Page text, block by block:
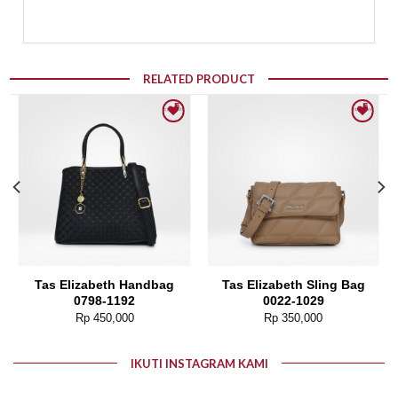
RELATED PRODUCT
Add to wishlist
Tas Elizabeth Handbag
0798-1192
Rp450,000
Tas Elizabeth Sling Bag
0022-1029
Rp 350,000
IKUTI INSTAGRAM KAMI